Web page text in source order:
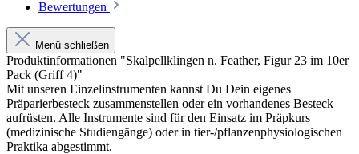
Bewertungen
Menü schließen
Produktinformationen "Skalpellklingen n. Feather, Figur 23 im 10er
Pack (Griff 4)"
Mit unseren Einzelinstrumenten kannst Du Dein eigenes
Präparierbesteck zusammenstellen oder ein vorhandenes Besteck
aufrüsten. Alle Instrumente sind für den Einsatz im Präpkurs
(medizinische Studiengänge) oder in tier-/pflanzenphysiologischen
Praktika abgestimmt.